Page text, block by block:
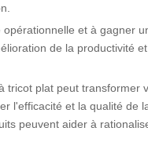
et à gagner
de la
plat peut
l'efficacité et la qualité
peuvent aider à